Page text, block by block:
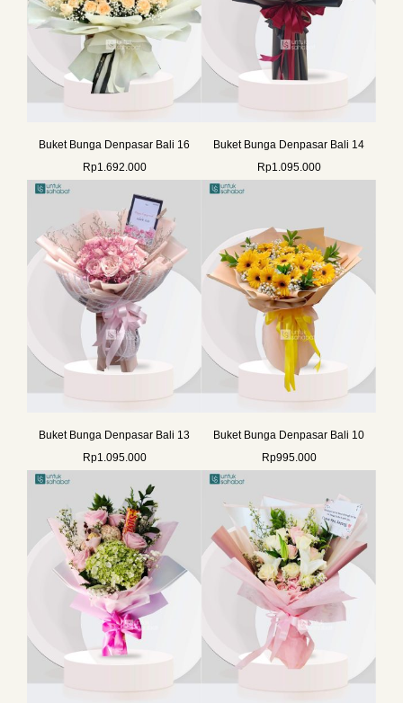
Buket Bunga Denpasar Bali 16
Rp1.692.000
Buket Bunga Denpasar Bali 14
Rp1.095.000
Buket Bunga Denpasar Bali 13
Rp1.095.000
Buket Bunga Denpasar Bali 10
Rp995.000